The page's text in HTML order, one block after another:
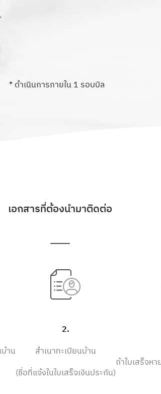
* ดำเนินการภายใน 1 รอบบิล
เอกสารที่ต้องนำมาติดต่อ
าน
2.
สำเนาทะเบียนบ้าน
(ชื่อที่แจ้งในใบเสร็จเงินประกัน)
ถ้าใบเสร็จห